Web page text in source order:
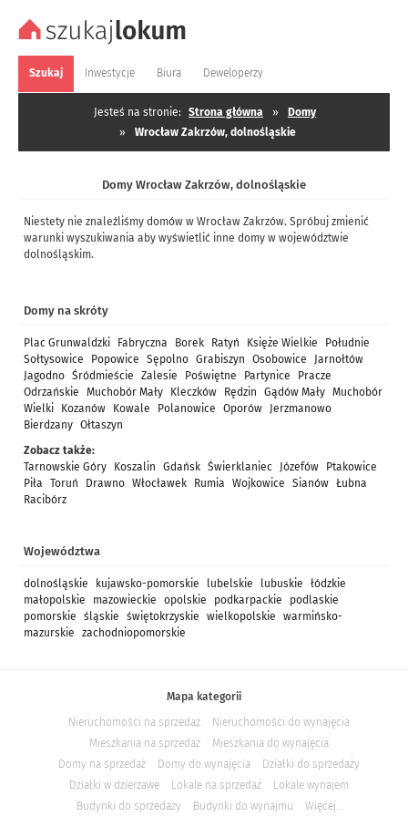
Szukaj Inwestycje Biura Deweloperzy
Jesteś na stronie: Strona główna »
Domy
»
Wrocław Zakrzów, dolnośląskie
Domy Wrocław Zakrzów, dolnośląskie
Niestety nie znaleźliśmy domów w Wrocław Zakrzów. Spróbuj zmienić
warunki wyszukiwania aby wyświetlić inne domy w województwie
dolnośląskim.
Domy na skróty
Plac Grunwaldzki Fabryczna Borek Ratyń Księże Wielkie
Południe
Sołtysowice
Popowice Sępolno Grabiszyn Osobowice
Jarnołtów
Jagodno Śródmieście Zalesie Poświętne Partynice
Pracze
Odrzańskie
Muchobór Mały Kleczków Rędzin Gądów Mały Muchobór
Wielki
Kozanów Kowale Polanowice Oporów
Jerzmanowo
Bierdzany Ołtaszyn
Zobacz także:
Tarnowskie Góry
Koszalin Gdańsk Świerklaniec Józefów
Ptakowice
Piła
Toruń Drawno Włocławek Rumia Wojkowice Sianów Łubna
Racibórz
Województwa
dolnośląskie kujawsko-pomorskie lubelskie lubuskie
łódzkie
małopolskie
mazowieckie opolskie podkarpackie
podlaskie
pomorskie
śląskie świętokrzyskie wielkopolskie
warmińsko-
mazurskie
zachodniopomorskie
Mapa kategorii
Nieruchomości na sprzedaż
Nieruchomości do wynajęcia
Mieszkania na sprzedaż
Mieszkania do wynajęcia
Domy na sprzedaż
Domy do wynajęcia
Działki do sprzedaży
Działki w dzierżawe
Lokale na sprzedaż
Lokale wynajem
Budynki do sprzedaży
Budynki do wynajmu Więcej...